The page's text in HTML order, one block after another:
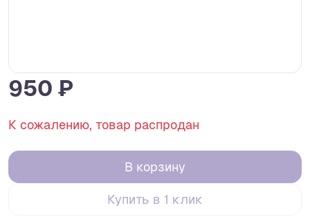
950 ₽
К сожалению, товар распродан
В корзину
Купить в 1 клик